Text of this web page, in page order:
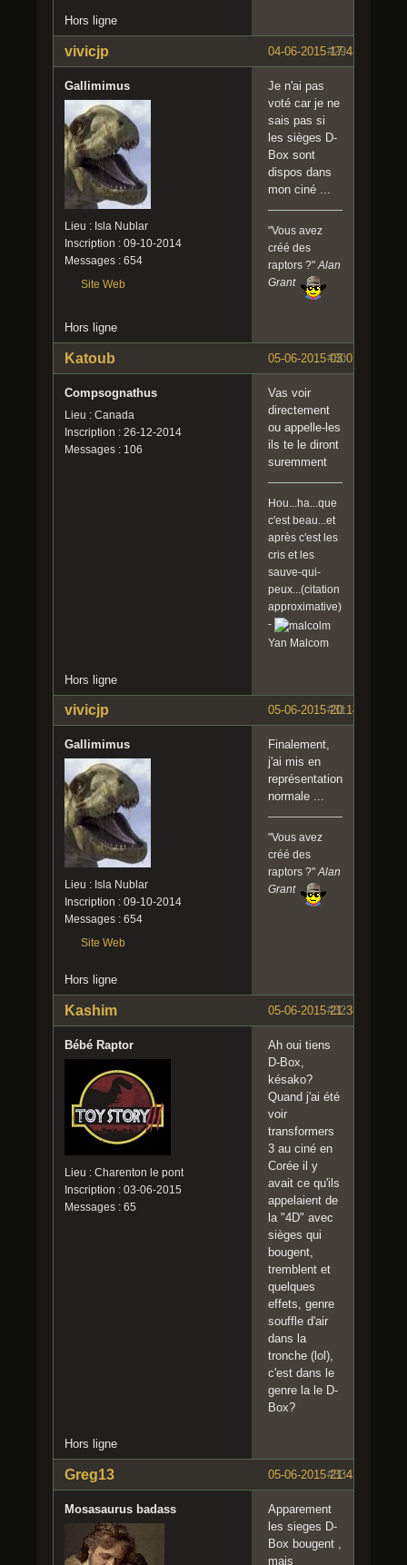
Hors ligne
#29
04-06-2015 17:43:23
vivicjp
Gallimimus
Lieu : Isla Nublar
Inscription : 09-10-2014
Messages : 654
Site Web
Je n'ai pas
voté car je ne
sais pas si
les sièges D-
Box sont
dispos dans
mon ciné ...
"Vous avez
créé des
raptors ?" Alan
Grant
Hors ligne
#30
05-06-2015 03:07:20
Katoub
Compsognathus
Lieu : Canada
Inscription : 26-12-2014
Messages : 106
Vas voir
directement
ou appelle-les
ils te le diront
suremment
Hou...ha...que
c'est beau...et
après c'est les
cris et les
sauve-qui-
peux...(citation
approximative)
-
Yan Malcom
Hors ligne
#31
05-06-2015 20:14:10
vivicjp
Gallimimus
Lieu : Isla Nublar
Inscription : 09-10-2014
Messages : 654
Site Web
Finalement,
j'ai mis en
représentation
normale ...
"Vous avez
créé des
raptors ?"Alan
Grant
Hors ligne
#32
05-06-2015 21:38:28
Kashim
Bébé Raptor
Lieu : Charenton le pont
Inscription : 03-06-2015
Messages : 65
Ah oui tiens
D-Box,
késako?
Quand j'ai été
voir
transformers
3 au ciné en
Corée il y
avait ce qu'ils
appelaient de
la "4D" avec
sièges qui
bougent,
tremblent et
quelques
effets, genre
souffle d'air
dans la
tronche (lol),
c'est dans le
genre la le D-
Box?
Hors ligne
#33
05-06-2015 21:43:07
Greg13
Mosasaurus badass
Apparement
les sieges D-
Box bougent ,
mais